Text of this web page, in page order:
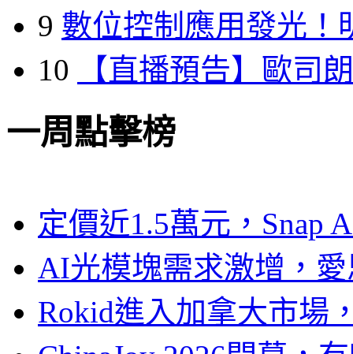
9 數位控制應用發光！
10
【直播預告】歐司
一周點擊榜
定價近1.5萬元，Snap
AI光模塊需求激增，
Rokid進入加拿大市場